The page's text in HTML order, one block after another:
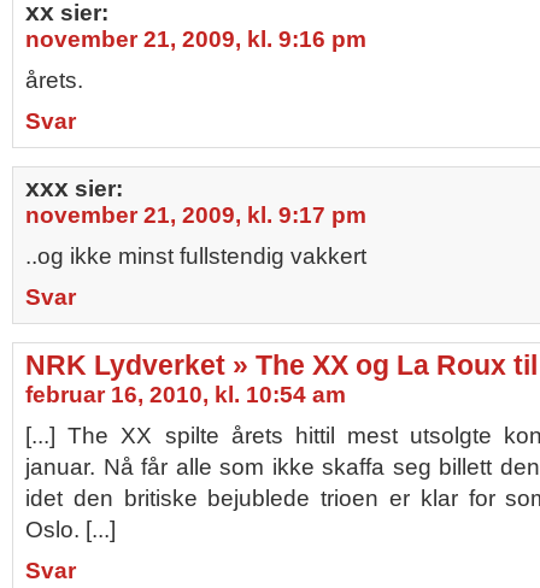
xx sier:
november 21, 2009, kl. 9:16 pm
årets.
Svar
xxx sier:
november 21, 2009, kl. 9:17 pm
..og ikke minst fullstendig vakkert
Svar
NRK Lydverket » The XX og La Roux
februar 16, 2010, kl. 10:54 am
[...] The XX spilte årets hittil mest utsolgte
januar. Nå får alle som ikke skaffa seg billett
idet den britiske bejublede trioen er klar for
Oslo. [...]
Svar